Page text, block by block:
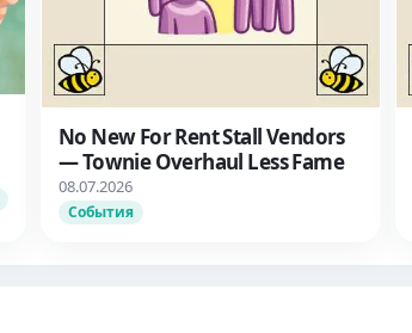
No New For Rent Stall Vendors
— Townie Overhaul Less Fame
08.07.2026
События